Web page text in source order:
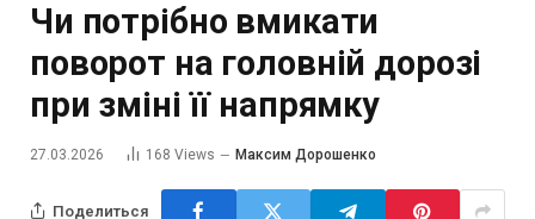
Чи потрібно вмикати
поворот на головній дорозі
при зміні її напрямку
27.03.2026 168 Views Максим Дорошенко
Поделиться